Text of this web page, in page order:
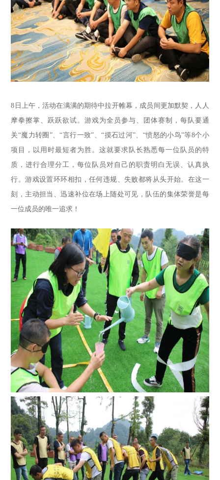
8日上午，活动在满满的期待中拉开帷幕，成员间更加默契，人人
摩拳擦掌、跃跃欲试。游戏为全员参与、团体赛制，每队要通
关“魔力转圈”、“言行一致”、“摸石过河”、“愤怒的小鸟”等8个小
项目，以用时最短者为胜。这就要求队长熟悉每一位队员的特
质，进行合理分工，每位队员对自己的职责明白无误、认真执
行。游戏设置环环相扣，任何违规、失败都将从头开始。在这一
刻，主动担当、迅速补位在场上随处可见，队伍的集体荣誉是每
一位成员的唯一追求！